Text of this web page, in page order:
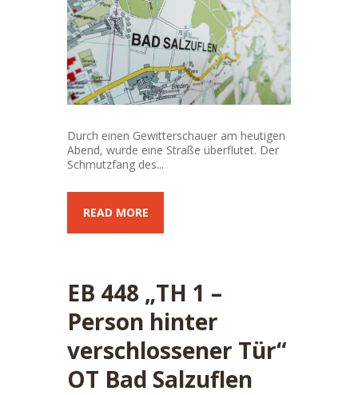
Durch einen Gewitterschauer am heutigen
Abend, wurde eine Straße überflutet. Der
Schmutzfang des...
READ MORE
EB 448 „TH 1 –
Person hinter
verschlossener Tür“
OT Bad Salzuflen